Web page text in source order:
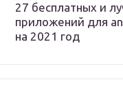
27 бесплатных и
приложений для
на 2021 год